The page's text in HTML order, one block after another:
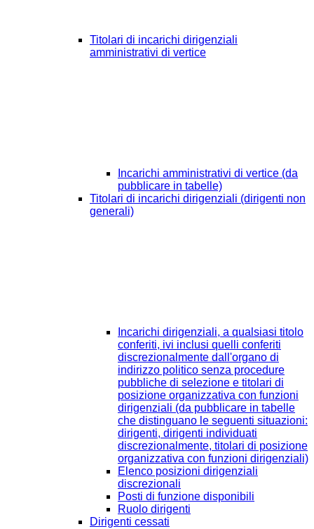
Titolari di incarichi dirigenziali
amministrativi di vertice
Incarichi amministrativi di vertice (da
pubblicare in tabelle)
Titolari di incarichi dirigenziali (dirigenti non
generali)
Incarichi dirigenziali, a qualsiasi titolo
conferiti, ivi inclusi quelli conferiti
discrezionalmente dall'organo di
indirizzo politico senza procedure
pubbliche di selezione e titolari di
posizione organizzativa con funzioni
dirigenziali (da pubblicare in tabelle
che distinguano le seguenti situazioni:
dirigenti, dirigenti individuati
discrezionalmente, titolari di posizione
organizzativa con funzioni dirigenziali)
Elenco posizioni dirigenziali
discrezionali
Posti di funzione disponibili
Ruolo dirigenti
Dirigenti cessati